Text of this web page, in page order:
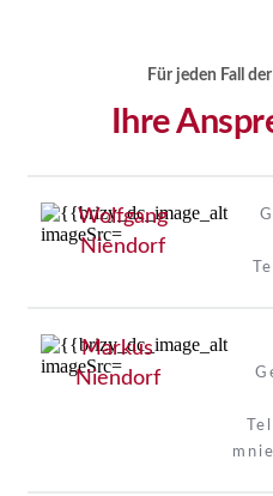
Für jeden Fall
Ihre
Wolfgang
Niendorf
Markus
Niendorf